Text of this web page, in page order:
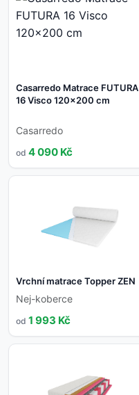
Casarredo Matrace FUTURA
16 Visco 120x200 cm
Casarredo
od 4 090 Kč
Vrchní matrace Topper ZEN
Nej-koberce
od 1 993 Kč